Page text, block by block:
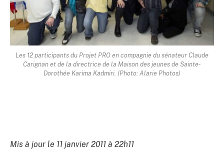
Les 12 participants du Projet PRO en compagnie du sénateur Claude
Carignan et de la directrice de la Maison des jeunes de Sainte-
Dorothée Karima Kadmiri. (Photo: Alarie Photos)
Mis à jour le 11 janvier 2011 à 22h11